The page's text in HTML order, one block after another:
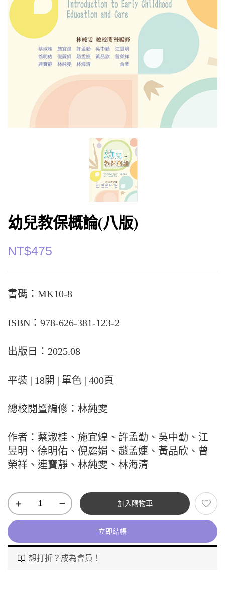
幼兒教保概論(八版)
NT$475
書碼：MK10-8
ISBN：978-626-381-123-2
出版日：2025.08
平裝 | 18開 | 單色 | 400頁
總校閱暨編修：林純雯
作者：蔡淑桂、施宜煌、許孟勤、吳中勤、江
昱明、徐明佑、倪麗娟、趙孟婕、黃品欣、曾
榮祥、連寶靜、林純雯、林海清
加入購物車
立即結帳
想打折？成為會員！